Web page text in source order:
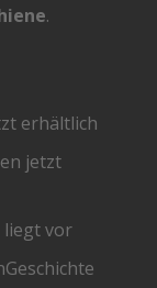
.
erhältlich
jetzt
liegt vor